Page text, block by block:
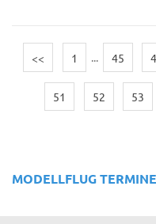
<< 1 ... 45
51 52 53
MODELLFLUG